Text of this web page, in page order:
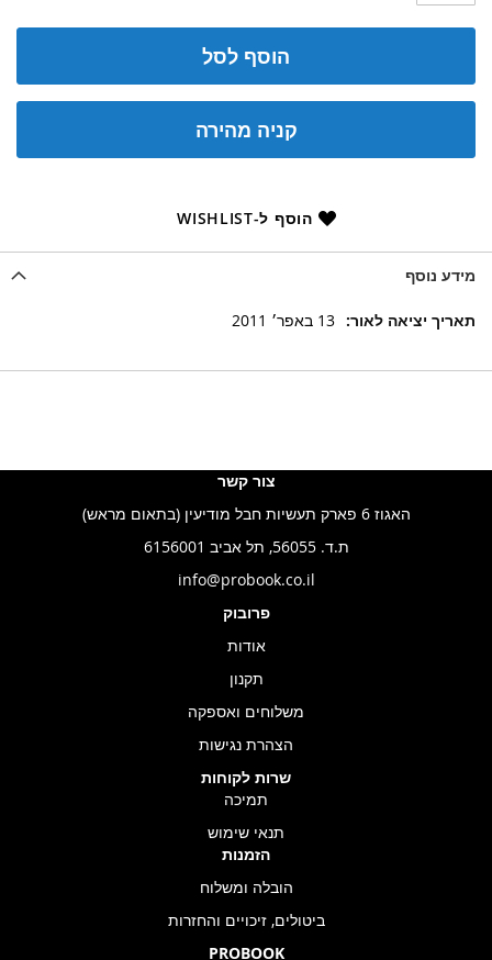
הוסף לסל
קניה מהירה
הוסף ל-WISHLIST
מידע נוסף
מידע
13 באפר׳ 2011
צור קשר
האגוז 6 פארק תעשיות חבל מודיעין (בתאום מראש)
ת.ד. 56055, תל אביב 6156001
info@probook.co.il
פרובוק
אודות
תקנון
משלוחים ואספקה
הצהרת נגישות
שרות לקוחות
תמיכה
תנאי שימוש
הזמנות
הובלה ומשלוח
ביטולים, זיכויים והחזרות
PROBOOK